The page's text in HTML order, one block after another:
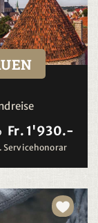
Fr. 1'930.-
Servicehonorar